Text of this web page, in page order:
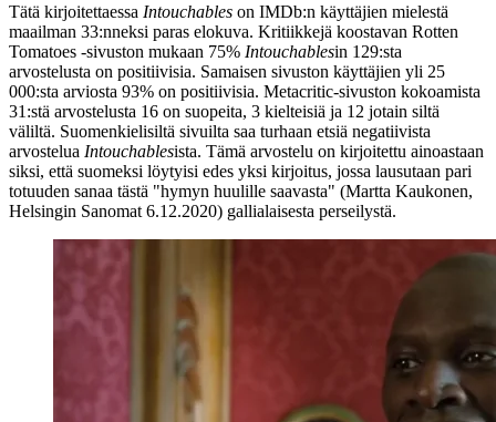
Tätä kirjoitettaessa Intouchables on IMDb:n käyttäjien mielestä
maailman 33:nneksi paras elokuva. Kritiikkejä koostavan Rotten
Tomatoes ‑sivuston mukaan 75% Intouchablesin 129:sta
arvostelusta on positiivisia. Samaisen sivuston käyttäjien yli 25
000:sta arviosta 93% on positiivisia. Metacritic-sivuston kokoamista
31:stä arvostelusta 16 on suopeita, 3 kielteisiä ja 12 jotain siltä
väliltä. Suomenkielisiltä sivuilta saa turhaan etsiä negatiivista
arvostelua Intouchablesista. Tämä arvostelu on kirjoitettu ainoastaan
siksi, että suomeksi löytyisi edes yksi kirjoitus, jossa lausutaan pari
totuuden sanaa tästä "hymyn huulille saavasta" (Martta Kaukonen,
Helsingin Sanomat 6.12.2020) gallialaisesta perseilystä.